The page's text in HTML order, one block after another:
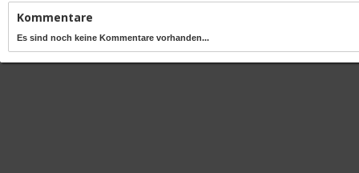
Kommentare
Es sind noch keine Kommentare vorhanden...